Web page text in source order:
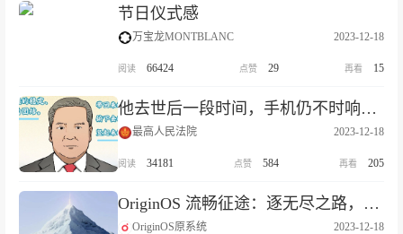
节日仪式感
万宝龙MONTBLANC 2023-12-18
66424 29 15
他去世后一段时间，手机仍不时响起……
最高人民法院 2023-12-18
34181 584 205
OriginOS 流畅征途：逐无尽之路，攀无冕之巅
OriginOS原系统 2023-12-18